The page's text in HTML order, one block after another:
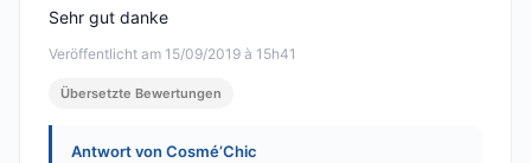
Veröffentlicht am 15/09/2019 à 15h41
Sehr gut danke
Übersetzte Bewertungen
Antwort von Cosmé’Chic